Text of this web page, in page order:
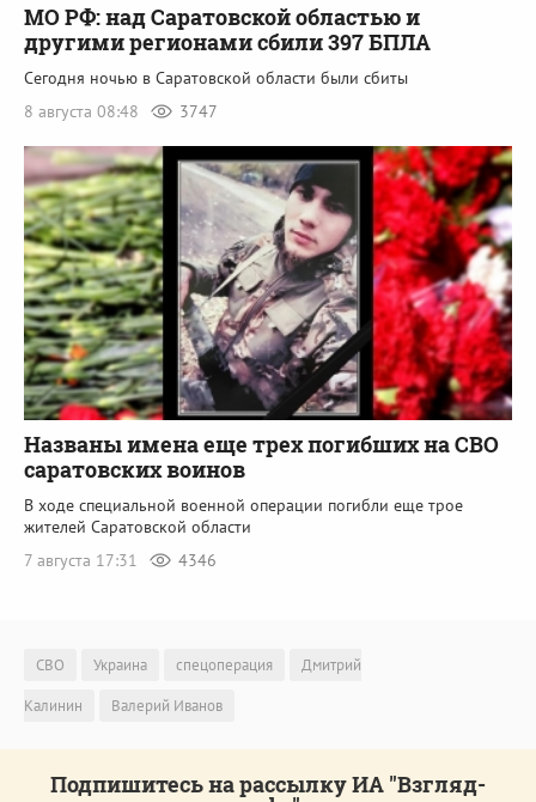
МО РФ: над Саратовской областью и
другими регионами сбили 397 БПЛА
Сегодня ночью в Саратовской области были сбиты
8 августа 08:48
3747
Названы имена еще трех погибших на СВО
саратовских воинов
В ходе специальной военной операции погибли еще трое
жителей Саратовской области
7 августа 17:31
4346
СВО Украина спецоперация
Дмитрий
Калинин
Валерий Иванов
Подпишитесь на рассылку ИА "Взгляд-